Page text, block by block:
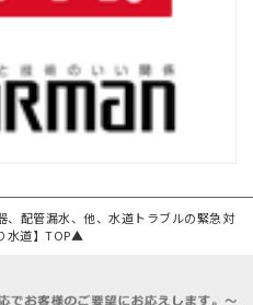
配管漏水、他、水道トラブルの緊急対
水道】TOP▲